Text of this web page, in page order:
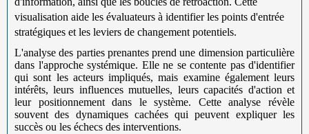
visualisation aide les évaluateurs à identifier les points d'entrée
stratégiques et les leviers de changement potentiels.
L'analyse des parties prenantes prend une dimension particulière
dans l'approche systémique. Elle ne se contente pas d'identifier
qui sont les acteurs impliqués, mais examine également leurs
intérêts, leurs influences mutuelles, leurs capacités d'action et
leur positionnement dans le système. Cette analyse révèle
souvent des dynamiques cachées qui peuvent expliquer les
succès ou les échecs des interventions.